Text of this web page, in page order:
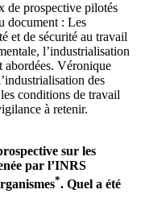
de prospective pilotés
document : Les
et de sécurité au travail
l’industrialisation
abordées. Véronique
des
conditions de travail
à retenir.
sur les
par l’INRS
*. Quel a été